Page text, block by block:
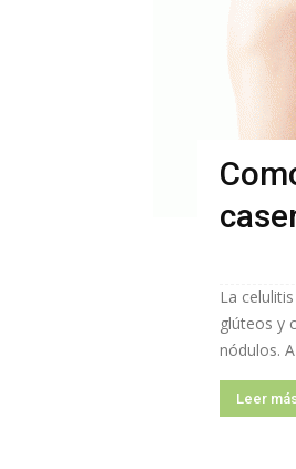
La
glúteos y
nódulos.
Leer